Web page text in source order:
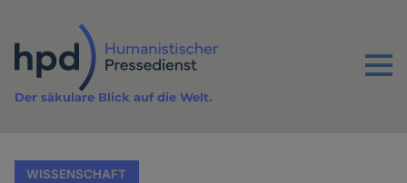
Inhalt
Menu
Der säkulare Blick auf die Welt.
WISSENSCHAFT